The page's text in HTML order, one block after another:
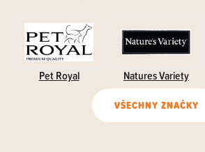
Pet Royal Natures Variety
VŠECHNY ZNAČKY